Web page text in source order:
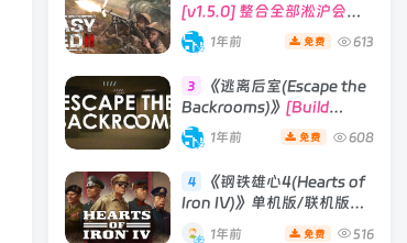
[v1.5.0] 整合全部淞沪会战-
南京保卫战等DLCs
1年前 免费 613
3
《逃离后室(Escape the
Backrooms)》 [Build
28012024]联机版
1年前 免费 608
4
《钢铁雄心4(Hearts of
Iron IV)》单机版/联机版
[v1.16.0 整合全部DLCs ]
1年前 免费 516